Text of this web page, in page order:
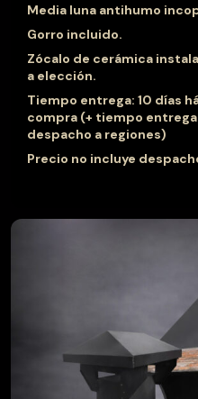
Media luna antihumo
Gorro incluido.
Zócalo de cerámica
a elección.
Tiempo entrega: 10 días
compra (+ tiempo
despacho a regiones)
Precio no incluye